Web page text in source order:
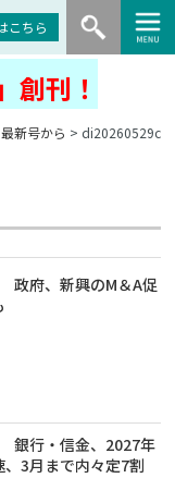
こちら
創刊！
新号から > di20260529c
政府、新興のM＆A促
銀行・信金、2027年
3月まで内々定7割